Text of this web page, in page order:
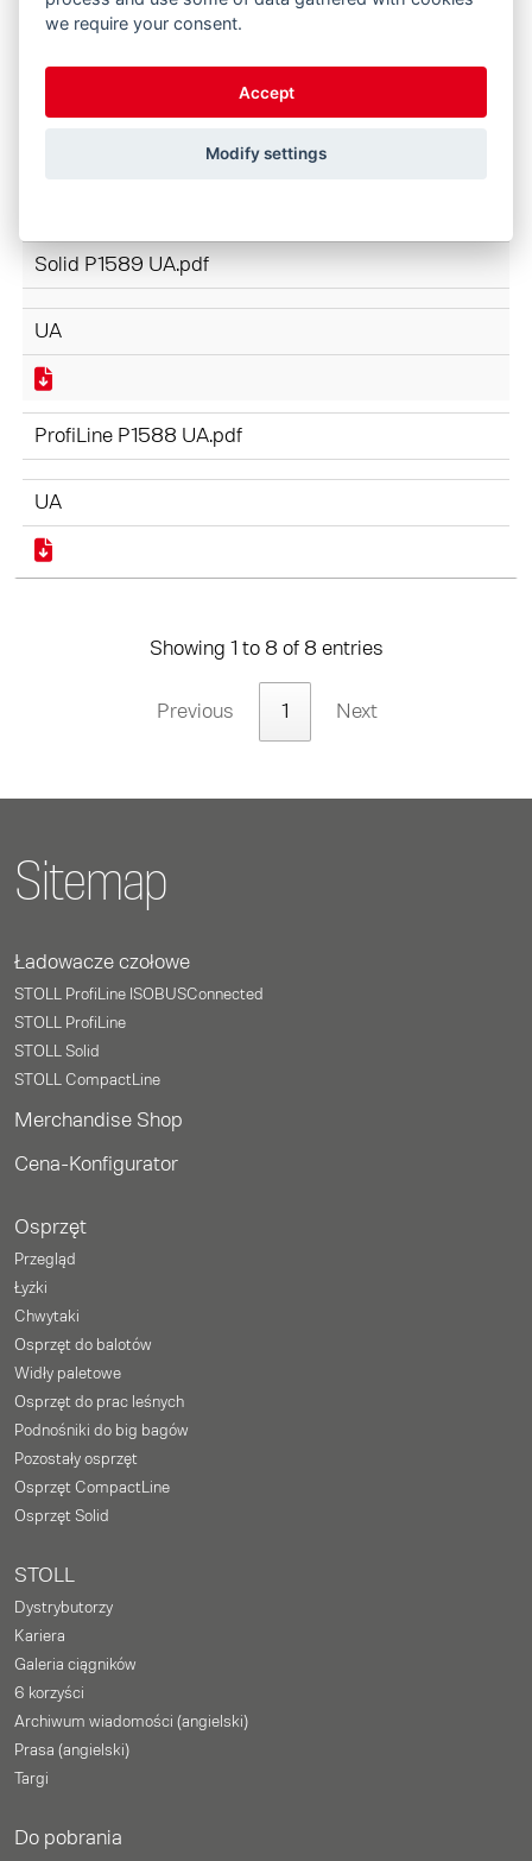
ProfiLine NEXT GENERATION P1610 UA.pdf
Solid P1589 UA.pdf
UA
ProfiLine P1588 UA.pdf
UA
Showing 1 to 8 of 8 entries
Previous 1 Next
Sitemap
Ładowacze czołowe
STOLL ProfiLine ISOBUSConnected
STOLL ProfiLine
STOLL Solid
STOLL CompactLine
Merchandise Shop
Cena-Konfigurator
Osprzęt
Przegląd
Łyżki
Chwytaki
Osprzęt do balotów
Widły paletowe
Osprzęt do prac leśnych
Podnośniki do big bagów
Pozostały osprzęt
Osprzęt CompactLine
Osprzęt Solid
STOLL
Dystrybutorzy
Kariera
Galeria ciągników
6 korzyści
Archiwum wiadomości (angielski)
Prasa (angielski)
Targi
Do pobrania
we require your consent.
Accept
Modify settings